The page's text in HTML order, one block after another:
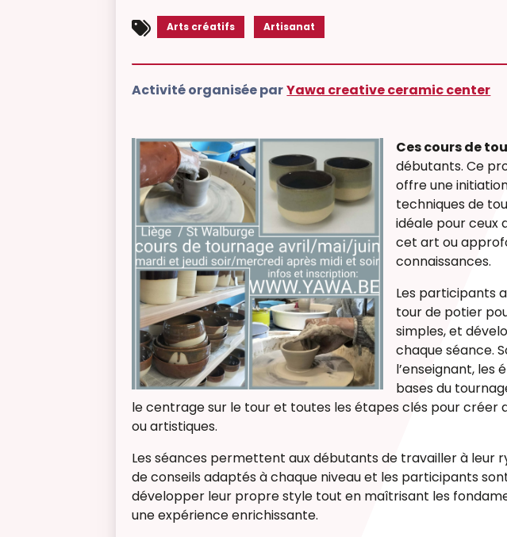
Arts créatifs Artisanat
Activité organisée parYawa creative ceramic center
Ces cours de
débutants. Ce
offre une
techniques de
idéale pour ceux
cet art ou
connaissances.
Les participants
tour de potier
simples, et
chaque séance.
l’enseignant, les
bases du
le centrage sur le tour et toutes les étapes clés pour créer
ou artistiques.
Les séances permettent aux débutants de travailler à leur
de conseils adaptés à chaque niveau et les participants
développer leur propre style tout en maîtrisant les
une expérience enrichissante.